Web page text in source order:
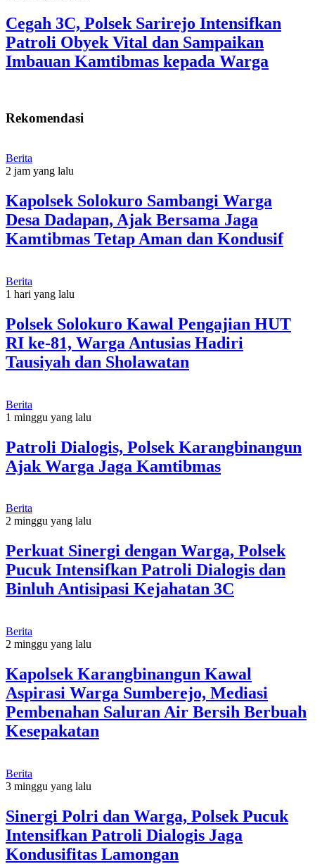
Cegah 3C, Polsek Sarirejo Intensifkan
Patroli Obyek Vital dan Sampaikan
Imbauan Kamtibmas kepada Warga
Rekomendasi
Berita
2 jam yang lalu
Kapolsek Solokuro Sambangi Warga
Desa Dadapan, Ajak Bersama Jaga
Kamtibmas Tetap Aman dan Kondusif
Berita
1 hari yang lalu
Polsek Solokuro Kawal Pengajian HUT
RI ke-81, Warga Antusias Hadiri
Tausiyah dan Sholawatan
Berita
1 minggu yang lalu
Patroli Dialogis, Polsek Karangbinangun
Ajak Warga Jaga Kamtibmas
Berita
2 minggu yang lalu
Perkuat Sinergi dengan Warga, Polsek
Pucuk Intensifkan Patroli Dialogis dan
Binluh Antisipasi Kejahatan 3C
Berita
2 minggu yang lalu
Kapolsek Karangbinangun Kawal
Aspirasi Warga Sumberejo, Mediasi
Pembenahan Saluran Air Bersih Berbuah
Kesepakatan
Berita
3 minggu yang lalu
Sinergi Polri dan Warga, Polsek Pucuk
Intensifkan Patroli Dialogis Jaga
Kondusifitas Lamongan